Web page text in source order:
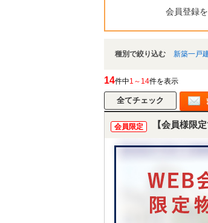
会員登録
種別で絞り込む 新築一戸
14件中1～14件を表示
会員限定 【会員様限